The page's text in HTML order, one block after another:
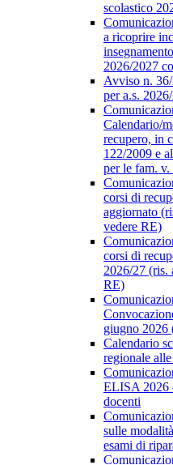
scolastico
a ricoprire
2026/2027
Avviso n.
per a.s.
Calendario/
recupero, in
122/2009 e
per le fam. v.
corsi di
aggiornato
vedere RE)
corsi di
2026/27 (ris.
RE)
giugno 2026
Calendario
regionale
ELISA 2026
docenti
sulle
esami di